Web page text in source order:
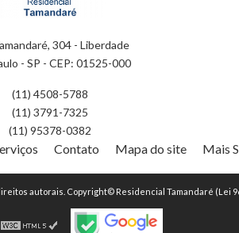
304 - Liberdade
- SP - CEP: 01525-000
(11) 4508-5788
(11) 3791-7325
(11) 95378-0382
Contato Mapa do site Mais
autorais. Copyright© Residencial Tamandaré (Lei